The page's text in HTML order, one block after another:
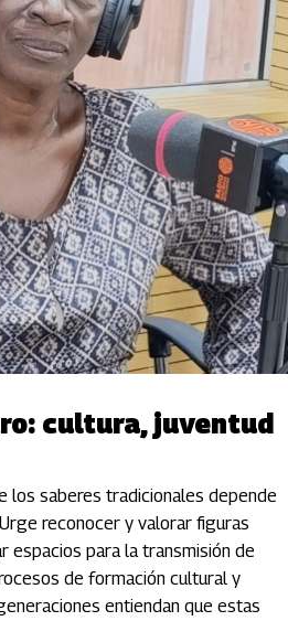
cultura, juventud
los saberes tradicionales depende
reconocer y valorar figuras
espacios para la transmisión de
de formación cultural y
entiendan que estas